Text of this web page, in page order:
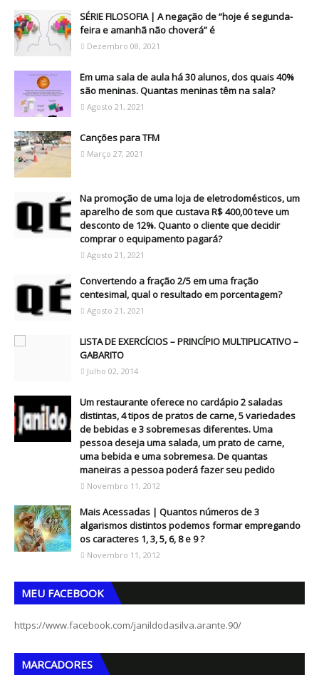
SÉRIE FILOSOFIA | A negação de “hoje é segunda-
feira e amanhã não choverá” é
Dezembro 08, 2021
Em uma sala de aula há 30 alunos, dos quais 40%
são meninas. Quantas meninas têm na sala?
Agosto 21, 2021
Canções para TFM
Março 27, 2021
Na promoção de uma loja de eletrodomésticos, um
aparelho de som que custava R$ 400,00 teve um
desconto de 12%. Quanto o cliente que decidir
comprar o equipamento pagará?
Agosto 21, 2021
Convertendo a fração 2/5 em uma fração
centesimal, qual o resultado em porcentagem?
Agosto 21, 2021
LISTA DE EXERCÍCIOS – PRINCÍPIO MULTIPLICATIVO –
GABARITO
Julho 02, 2014
Um restaurante oferece no cardápio 2 saladas
distintas, 4 tipos de pratos de carne, 5 variedades
de bebidas e 3 sobremesas diferentes. Uma
pessoa deseja uma salada, um prato de carne,
uma bebida e uma sobremesa. De quantas
maneiras a pessoa poderá fazer seu pedido
Novembro 11, 2012
Mais Acessadas | Quantos números de 3
algarismos distintos podemos formar empregando
os caracteres 1, 3, 5, 6, 8 e 9 ?
Novembro 11, 2012
MEU FACEBOOK
https://www.facebook.com/janildodasilva.arante.90/
MARCADORES